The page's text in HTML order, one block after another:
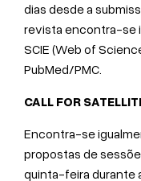
dias desde a
revista encontra-se
SCIE (Web of
PubMed/PMC.
CALL FOR
Encontra-se
propostas de
quinta-feira durante